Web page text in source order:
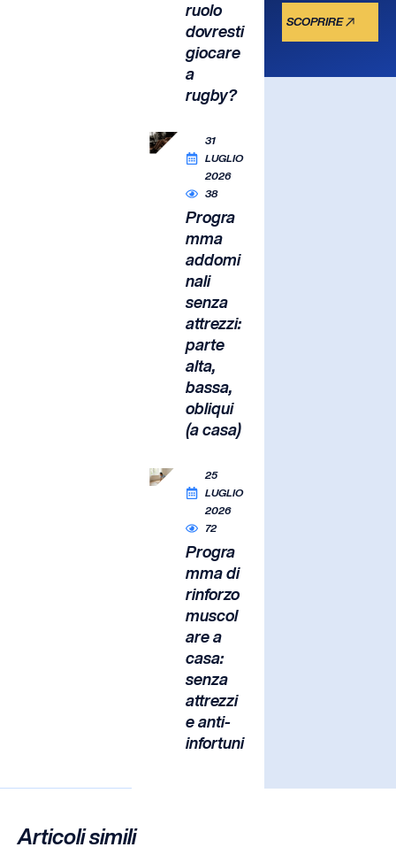
ruolo
dovresti
giocare
a
rugby?
31
LUGLIO
2026
38
Progra
mma
addomi
nali
senza
attrezzi:
parte
alta,
bassa,
obliqui
(a casa)
25
LUGLIO
2026
72
Progra
mma di
rinforzo
muscol
are a
casa:
senza
attrezzi
e anti-
infortuni
SCOPRIRE
Articoli simili